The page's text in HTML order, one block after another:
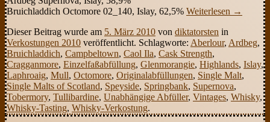
Bruichladdich Octomore 02_140, Islay, 62,5% Weiterlesen →
Dieser Beitrag wurde am 5. März 2010 von diktatorsten in
Verkostungen 2010 veröffentlicht. Schlagworte: Aberlour, Ardbeg,
Bruichladdich, Campbeltown, Caol Ila, Cask Strength,
Cragganmore, Einzelfaßabfüllung, Glenmorangie, Highlands, Islay,
Laphroaig, Mull, Octomore, Originalabfüllungen, Single Malt,
Single Malts of Scotland, Speyside, Springbank, Supernova,
Tobermory, Tullibardine, Unabhängige Abfüller, Vintages, Whisky,
Whisky-Tasting, Whisky-Verkostung.